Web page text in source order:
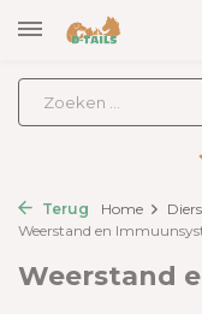
Terug Home
Weerstand en
Weerstand